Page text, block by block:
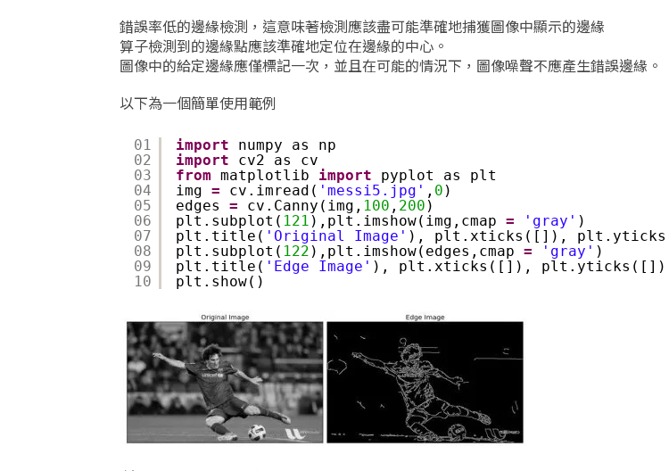
錯誤率低的邊緣檢測，這意味著檢測應該盡可能準確地捕獲圖像中顯示的邊緣
算子檢測到的邊緣點應該準確地定位在邊緣的中心。
圖像中的給定邊緣應僅標記一次，並且在可能的情況下，圖像噪聲不應產生錯誤邊緣。
以下為一個簡單使用範例
01
02
03
04
05
06
07
08
09
10
import
numpy as np
import
cv2 as cv
from
matplotlib import
pyplot as plt
img = cv.imread( 'messi5.jpg' , 0 )
edges = cv.Canny(img, 100 , 200 )
plt.subplot( 121 ),plt.imshow(img,cmap = 'gray' )
plt.title( 'Original Image' ), plt.xticks([]),
plt.subplot( 122 ),plt.imshow(edges,cmap = 'gray' )
plt.title( 'Edge Image' ), plt.xticks([]), plt.yticks([])
plt.show()